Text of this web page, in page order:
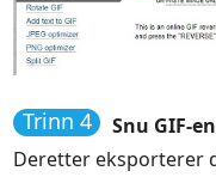
Trinn 4
Snu GIF-en
Deretter eksporterer